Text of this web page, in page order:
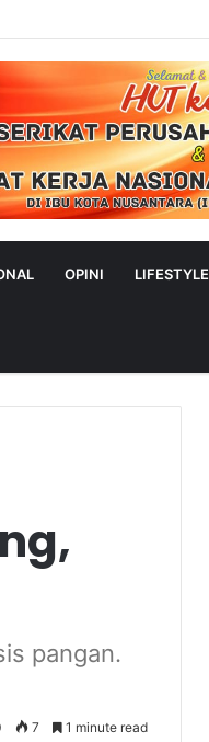
OPINI LIFESTYLE
pangan.
7 1 minute read